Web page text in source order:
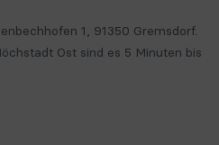
1, 91350 Gremsdorf.
Ost sind es 5 Minuten bis